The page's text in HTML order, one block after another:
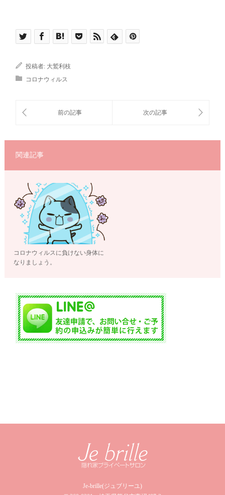
投稿者: 大鷲利枝
コロナウィルス
関連記事
コロナウィルスに負けない身体に
なりましょう。
Je-brille(ジュブリーユ)